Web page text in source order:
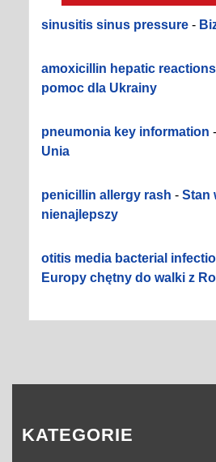
sinusitis sinus pressure -
amoxicillin hepatic reactions
pomoc dla Ukrainy
pneumonia key information -
Unia
penicillin allergy rash - Stan
nienajlepszy
otitis media bacterial
Europy chętny do walki z
KATEGORIE